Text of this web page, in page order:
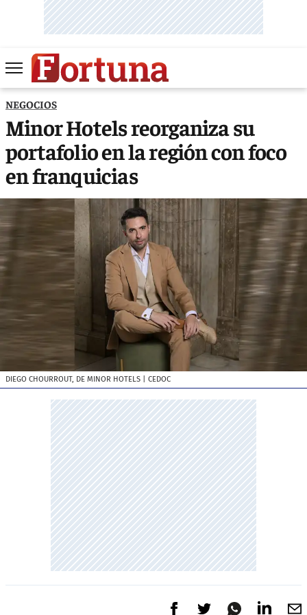
NEGOCIOS
Minor Hotels reorganiza su
portafolio en la región con foco
en franquicias
DIEGO CHOURROUT, DE MINOR HOTELS | CEDOC